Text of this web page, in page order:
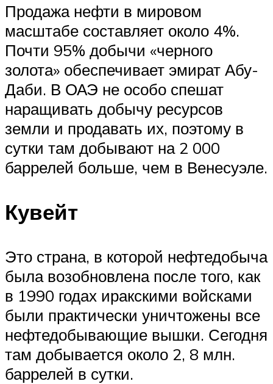
Продажа нефти в мировом
масштабе составляет около 4%.
Почти 95% добычи «черного
золота» обеспечивает эмират Абу-
Даби. В ОАЭ не особо спешат
наращивать добычу ресурсов
земли и продавать их, поэтому в
сутки там добывают на 2 000
баррелей больше, чем в Венесуэле.
Кувейт
Это страна, в которой нефтедобыча
была возобновлена после того, как
в 1990 годах иракскими войсками
были практически уничтожены все
нефтедобывающие вышки. Сегодня
там добывается около 2, 8 млн.
баррелей в сутки.